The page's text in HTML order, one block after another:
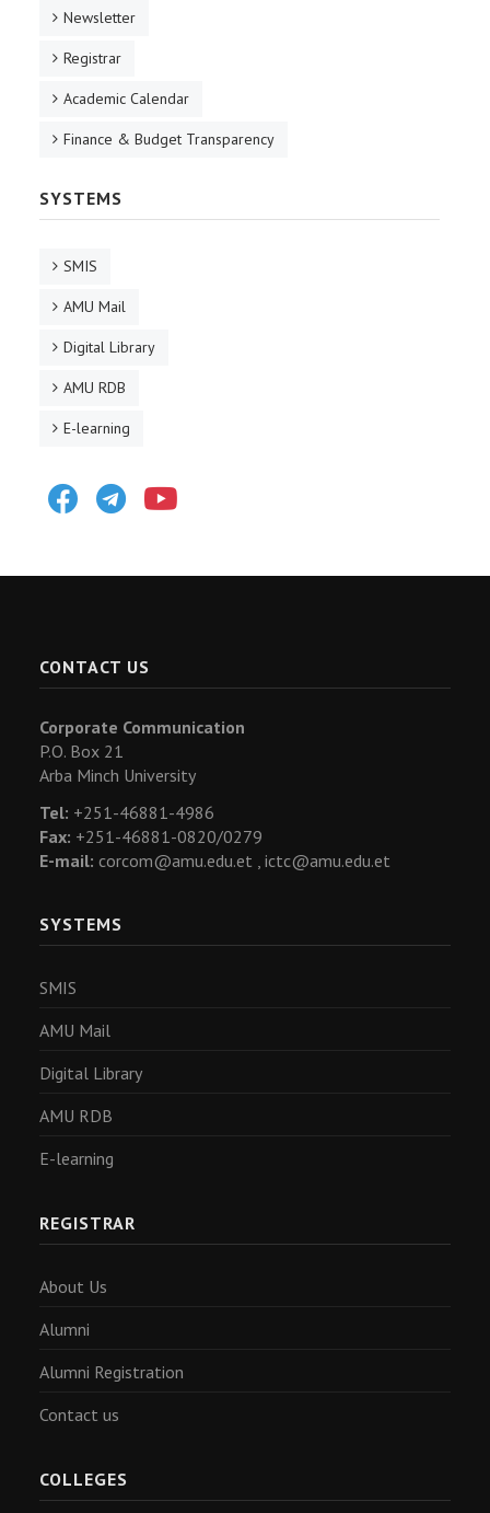
Newsletter
Registrar
Academic Calendar
Finance & Budget Transparency
SYSTEMS
SMIS
AMU Mail
Digital Library
AMU RDB
E-learning
FacebookTelegram
CONTACT US
Corporate Communication
P.O. Box 21
Arba Minch University
Tel: +251-46881-4986
Fax: +251-46881-0820/0279
E-mail: corcom@amu.edu.et , ictc@amu.edu.et
SYSTEMS
SMIS
AMU Mail
Digital Library
AMU RDB
E-learning
REGISTRAR
About Us
Alumni
Alumni Registration
Contact us
COLLEGES